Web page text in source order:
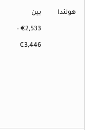
هولندا بين
2,533€ –
3,446€